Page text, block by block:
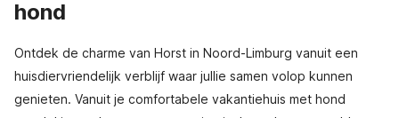
hond
Ontdek de charme van Horst in Noord-Limburg vanuit een
huisdiervriendelijk verblijf waar jullie samen volop kunnen
genieten. Vanuit je comfortabele vakantiehuis met hond